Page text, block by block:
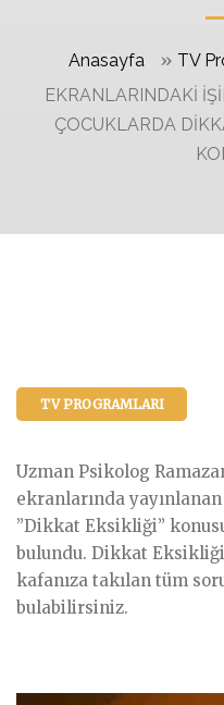
Anasayfa » TV
EKRANLARINDAKİ
ÇOCUKLARDA
TV PROGRAMLARI
Uzman Psikolog
ekranlarında
”Dikkat Eksikliği”
bulundu. Dikkat
kafanıza takılan tüm
bulabilirsiniz.